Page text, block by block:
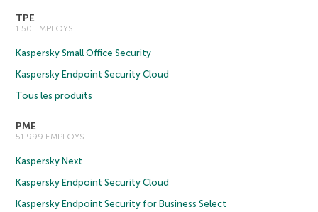
TPE
1 50 EMPLOYS
Kaspersky Small Office Security
Kaspersky Endpoint Security Cloud
Tous les produits
PME
51 999 EMPLOYS
Kaspersky Next
Kaspersky Endpoint Security Cloud
Kaspersky Endpoint Security for Business Select